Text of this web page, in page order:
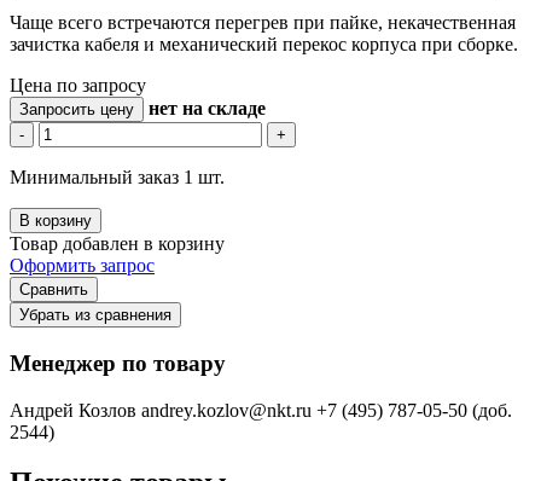
Чаще всего встречаются перегрев при пайке, некачественная
зачистка кабеля и механический перекос корпуса при сборке.
Цена по запросу
Запросить цену нет на складе
- +
Минимальный заказ 1 шт.
В корзину
Товар добавлен в корзину
Оформить запрос
Сравнить
Убрать из сравнения
Менеджер по товару
Андрей Козлов andrey.kozlov@nkt.ru +7 (495) 787-05-50 (доб.
2544)